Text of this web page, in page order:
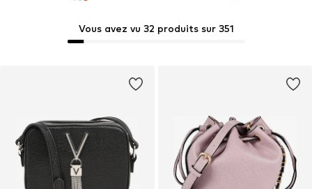
Vous avez vu 32 produits sur 351